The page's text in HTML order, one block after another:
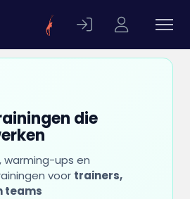
die
warming-ups en
voor trainers,
teams